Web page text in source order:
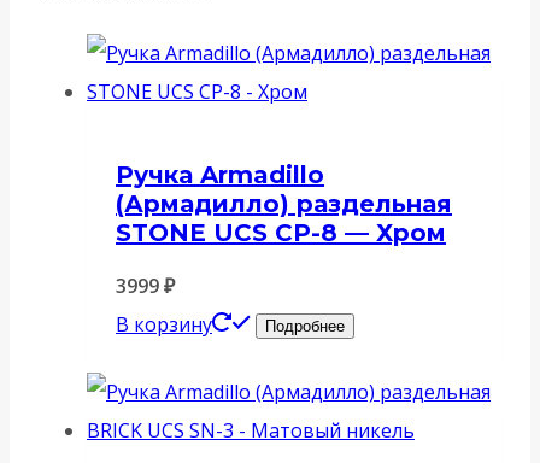
Ручка Armadillo
(Армадилло) раздельная
STONE UCS СР-8 — Хром
3999₽
В корзину
Подробнее